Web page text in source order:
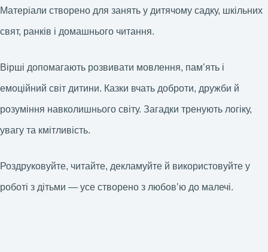
Матеріали створено для занять у дитячому садку, шкільних
свят, ранків і домашнього читання.
Вірші допомагають розвивати мовлення, пам’ять і
емоційний світ дитини. Казки вчать доброти, дружби й
розуміння навколишнього світу. Загадки тренують логіку,
увагу та кмітливість.
Роздруковуйте, читайте, декламуйте й використовуйте у
роботі з дітьми — усе створено з любов’ю до малечі.